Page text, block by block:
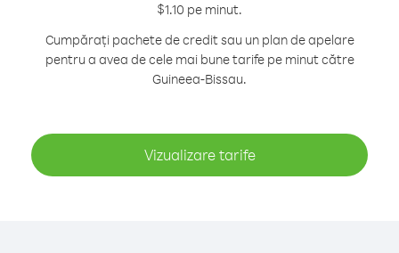
$1.10 pe minut.
Cumpărați pachete de credit sau un plan de apelare
pentru a avea de cele mai bune tarife pe minut către
Guineea-Bissau.
Vizualizare tarife